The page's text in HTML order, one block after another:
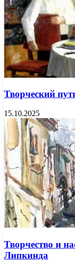
Творческий
15.10.2025
Творчество и
Липкинда